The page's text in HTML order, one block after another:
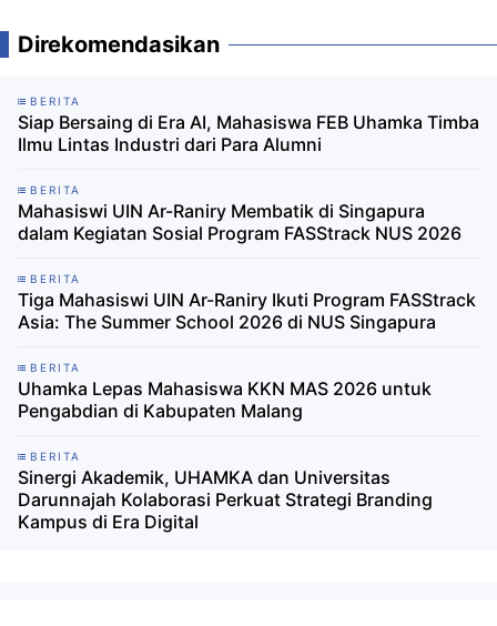
Direkomendasikan
BERITA
Siap Bersaing di Era AI, Mahasiswa FEB Uhamka Timba
Ilmu Lintas Industri dari Para Alumni
BERITA
Mahasiswi UIN Ar-Raniry Membatik di Singapura
dalam Kegiatan Sosial Program FASStrack NUS 2026
BERITA
Tiga Mahasiswi UIN Ar-Raniry Ikuti Program FASStrack
Asia: The Summer School 2026 di NUS Singapura
BERITA
Uhamka Lepas Mahasiswa KKN MAS 2026 untuk
Pengabdian di Kabupaten Malang
BERITA
Sinergi Akademik, UHAMKA dan Universitas
Darunnajah Kolaborasi Perkuat Strategi Branding
Kampus di Era Digital